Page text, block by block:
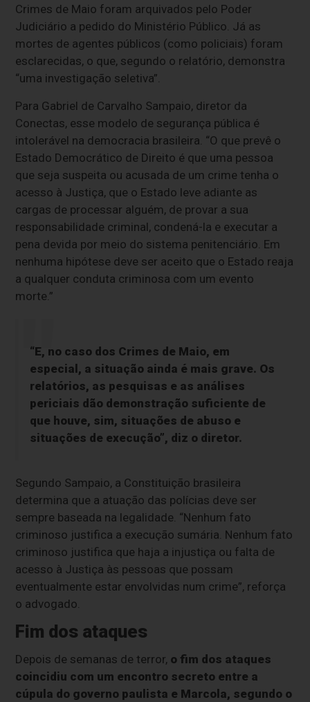
Crimes de Maio foram arquivados pelo Poder
Judiciário a pedido do Ministério Público. Já as
mortes de agentes públicos (como policiais) foram
esclarecidas, o que, segundo o relatório, demonstra
“uma investigação seletiva”.
Para Gabriel de Carvalho Sampaio, diretor da
Conectas, esse modelo de segurança pública é
intolerável na democracia brasileira. “O que prevê o
Estado Democrático de Direito é que uma pessoa
que seja suspeita ou acusada de um crime tenha o
acesso à Justiça, que o Estado leve adiante as
cargas de processar alguém, de provar a sua
responsabilidade criminal, condená-la e executar a
pena devida por meio do sistema penitenciário. Em
nenhuma hipótese deve ser aceito que o Estado reaja
a qualquer conduta criminosa com um evento
morte.”
“E, no caso dos Crimes de Maio, em
especial, a situação ainda é mais grave. Os
relatórios, as pesquisas e as análises
periciais dão demonstração suficiente de
que houve, sim, situações de abuso e
situações de execução”, diz o diretor.
Segundo Sampaio, a Constituição brasileira
determina que a atuação das polícias deve ser
sempre baseada na legalidade. “Nenhum fato
criminoso justifica a execução sumária. Nenhum fato
criminoso justifica que haja a injustiça ou falta de
acesso à Justiça às pessoas que possam
eventualmente estar envolvidas num crime”, reforça
o advogado.
Fim dos ataques
Depois de semanas de terror, o fim dos ataques
coincidiu com um encontro secreto entre a
cúpula do governo paulista e Marcola, segundo o